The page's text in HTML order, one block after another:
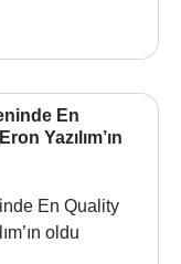
En
Yazılım’ın
En Quality
oldu